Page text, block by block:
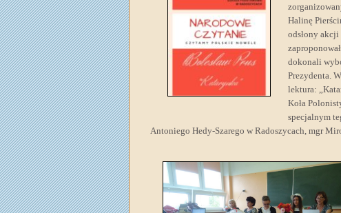
Halinę
odsłony akcji
dokonali
Prezydenta.
lektura:
Koła
specjalnym
Antoniego Hedy-Szarego w Radoszycach, mgr